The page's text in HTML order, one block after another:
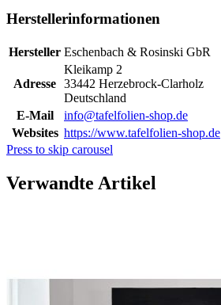
Herstellerinformationen
Hersteller Eschenbach & Rosinski GbR
Adresse
Kleikamp 2
33442 Herzebrock-Clarholz
Deutschland
E-Mail
info@tafelfolien-shop.de
Websites https://www.tafelfolien-shop.de
Press to skip carousel
Verwandte Artikel